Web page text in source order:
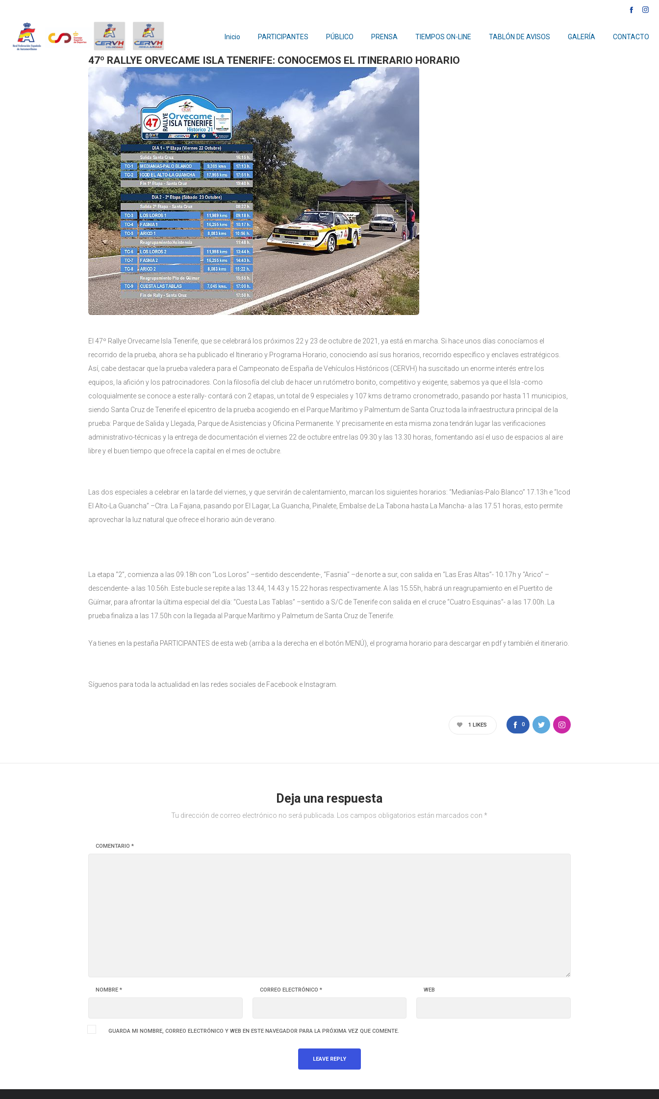
Inicio PARTICIPANTES PÚBLICO PRENSA TIEMPOS ON-LINE TABLÓN DE AVISOS GALERÍA CONTACTO
47º RALLYE ORVECAME ISLA TENERIFE: CONOCEMOS EL ITINERARIO HORARIO
El 47º Rallye Orvecame Isla Tenerife, que se celebrará los próximos 22 y 23 de octubre de 2021, ya está en marcha. Si hace unos días conocíamos el
recorrido de la prueba, ahora se ha publicado el Itinerario y Programa Horario, conociendo así sus horarios, recorrido específico y enclaves estratégicos.
Así, cabe destacar que la prueba valedera para el Campeonato de España de Vehículos Históricos (CERVH) ha suscitado un enorme interés entre los
equipos, la afición y los patrocinadores. Con la filosofía del club de hacer un rutómetro bonito, competitivo y exigente, sabemos ya que el Isla -como
coloquialmente se conoce a este rally- contará con 2 etapas, un total de 9 especiales y 107 kms de tramo cronometrado, pasando por hasta 11 municipios,
siendo Santa Cruz de Tenerife el epicentro de la prueba acogiendo en el Parque Marítimo y Palmentum de Santa Cruz toda la infraestructura principal de la
prueba: Parque de Salida y Llegada, Parque de Asistencias y Oficina Permanente. Y precisamente en esta misma zona tendrán lugar las verificaciones
administrativo-técnicas y la entrega de documentación el viernes 22 de octubre entre las 09.30 y las 13.30 horas, fomentando así el uso de espacios al aire
libre y el buen tiempo que ofrece la capital en el mes de octubre.
Las dos especiales a celebrar en la tarde del viernes, y que servirán de calentamiento, marcan los siguientes horarios: “Medianías-Palo Blanco” 17.13h e “Icod
El Alto-La Guancha” –Ctra. La Fajana, pasando por El Lagar, La Guancha, Pinalete, Embalse de La Tabona hasta La Mancha- a las 17.51 horas, esto permite
aprovechar la luz natural que ofrece el horario aún de verano.
La etapa “2”, comienza a las 09.18h con “Los Loros” –sentido descendente-, “Fasnia” –de norte a sur, con salida en “Las Eras Altas”- 10.17h y “Arico” –
descendente- a las 10.56h. Este bucle se repite a las 13.44, 14.43 y 15.22 horas respectivamente. A las 15.55h, habrá un reagrupamiento en el Puertito de
Güímar, para afrontar la última especial del día: “Cuesta Las Tablas” –sentido a S/C de Tenerife con salida en el cruce “Cuatro Esquinas”- a las 17.00h. La
prueba finaliza a las 17.50h con la llegada al Parque Marítimo y Palmetum de Santa Cruz de Tenerife.
Ya tienes en la pestaña PARTICIPANTES de esta web (arriba a la derecha en el botón MENÚ), el programa horario para descargar en pdf y también el itinerario.
Síguenos para toda la actualidad en las redes sociales de Facebook e Instagram.
0
1 LIKES
Deja una respuesta
Tu dirección de correo electrónico no será publicada. Los campos obligatorios están marcados con *
COMENTARIO*
NOMBRE* CORREO ELECTRÓNICO * WEB
GUARDA MI NOMBRE, CORREO ELECTRÓNICO Y WEB EN ESTE NAVEGADOR PARA LA PRÓXIMA VEZ QUE COMENTE.